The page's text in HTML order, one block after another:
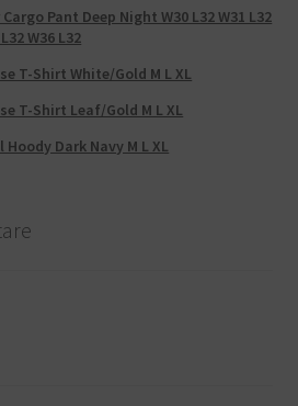
Pant Deep Night W30 L32 W31 L32
W36 L32
T-Shirt White/Gold M L XL
T-Shirt Leaf/Gold M L XL
Dark Navy M L XL